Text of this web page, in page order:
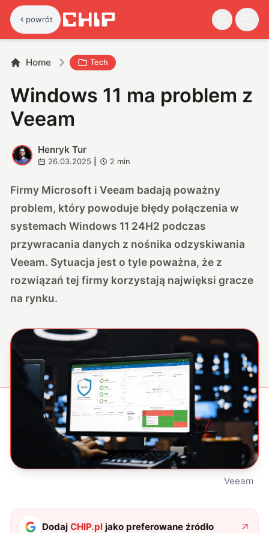
powrót
Home Tech
Windows 11 ma problem z
Veeam
H
Henryk Tur
26.03.2025 2 min
Firmy Microsoft i Veeam badają poważny
problem, który powoduje błędy połączenia w
systemach Windows 11 24H2 podczas
przywracania danych z nośnika odzyskiwania
Veeam. Sytuacja jest o tyle poważna, że z
rozwiązań tej firmy korzystają najwięksi gracze
na rynku.
Veeam
DodajCHIP.pl jako preferowane źródło